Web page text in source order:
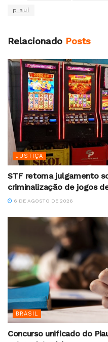
piauí
Relacionado Posts
JUSTIÇA
STF retoma julgamento
criminalização de jogos
6 DE AGOSTO DE 2026
BRASIL
Concurso unificado do